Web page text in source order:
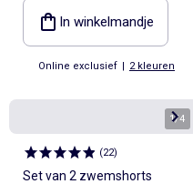
In winkelmandje
Online exclusief | 2 kleuren
1/4
(22)
Set van 2 zwemshorts